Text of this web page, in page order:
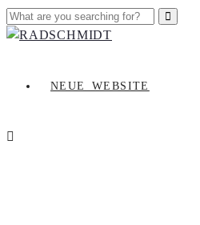
NEUE_WEBSITE